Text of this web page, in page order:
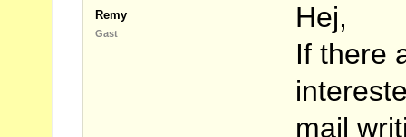
Remy
Gast
Hej,
If there
mail